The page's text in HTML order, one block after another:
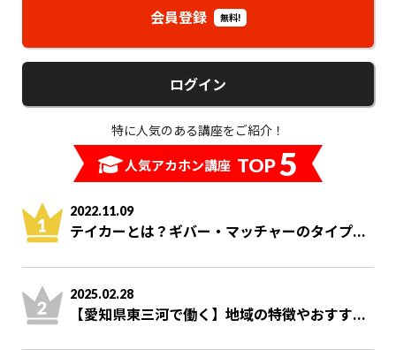
会員登録 無料!
ログイン
特に人気のある講座をご紹介！
人気アカホン講座 TOP5
2022.11.09
テイカーとは？ギバー・マッチャーのタイプ...
2025.02.28
【愛知県東三河で働く】地域の特徴やおすす...